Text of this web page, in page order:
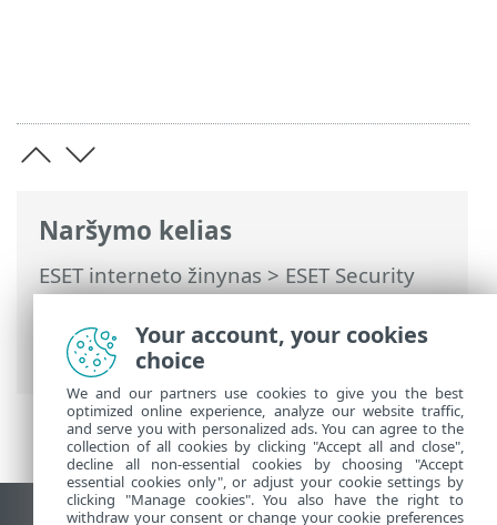
Naršymo kelias
ESET interneto žinynas>ESET Security
Ultimate>Išplėstinis nustatymas>
Nuskaitymai>Įrenginio nuskaitymas>
Nuskaitymas laukimo būsenoje
Your account, your cookies
choice
We and our partners use cookies to give you the best
optimized online experience, analyze our website traffic,
and serve you with personalized ads. You can agree to the
collection of all cookies by clicking "Accept all and close",
decline all non-essential cookies by choosing "Accept
essential cookies only", or adjust your cookie settings by
clicking "Manage cookies". You also have the right to
withdraw your consent or change your cookie preferences